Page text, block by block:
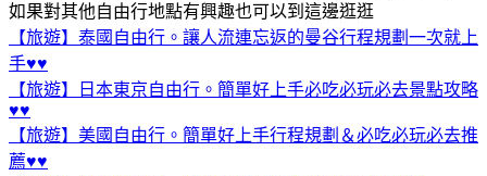
如果對其他自由行地點有興趣也可以到這邊逛逛
【旅遊】泰國自由行。讓人流連忘返的曼谷行程規劃一次就上
手♥♥
【旅遊】日本東京自由行。簡單好上手必吃必玩必去景點攻略
♥♥
【旅遊】美國自由行。簡單好上手行程規劃＆必吃必玩必去推
薦♥♥